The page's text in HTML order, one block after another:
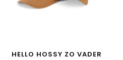
HELLO HOSSY ZO VADER